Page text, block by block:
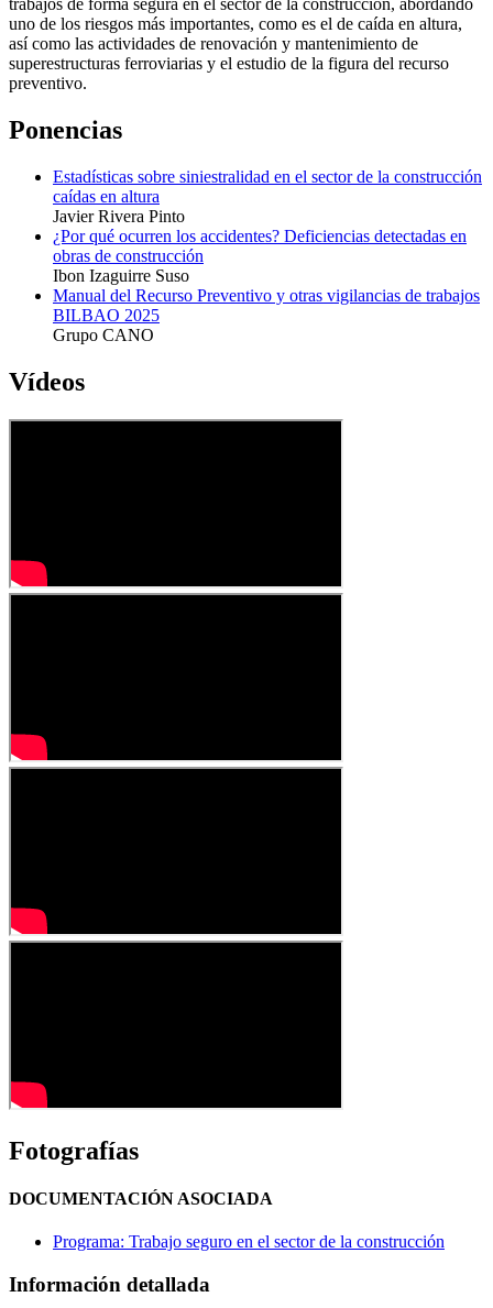
trabajos de forma segura en el sector de la construcción, abordando
uno de los riesgos más importantes, como es el de caída en altura,
así como las actividades de renovación y mantenimiento de
superestructuras ferroviarias y el estudio de la figura del recurso
preventivo.
Ponencias
Estadísticas sobre siniestralidad en el sector de la construcción
caídas en altura
Javier Rivera Pinto
¿Por qué ocurren los accidentes? Deficiencias detectadas en
obras de construcción
Ibon Izaguirre Suso
Manual del Recurso Preventivo y otras vigilancias de trabajos
BILBAO 2025
Grupo CANO
Vídeos
Fotografías
DOCUMENTACIÓN ASOCIADA
Programa: Trabajo seguro en el sector de la construcción
Información detallada